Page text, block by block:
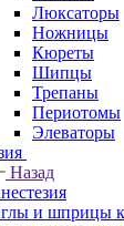
Люксаторы
Ножницы
Кюреты
Шипцы
Трепаны
Периотомы
Элеваторы
Назад
и шприцы